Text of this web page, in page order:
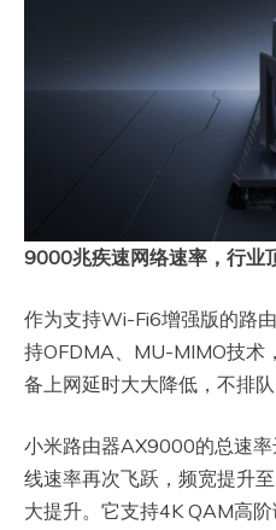
9000兆疾速网络速率，行业
作为支持Wi-Fi6增强版的路
持OFDMA、MU-MIMO技术
备上网延时大大降低，不排队
小米路由器AX9000的总速
线速率再次飞跃，频宽提升
大提升。它支持4K QAM高